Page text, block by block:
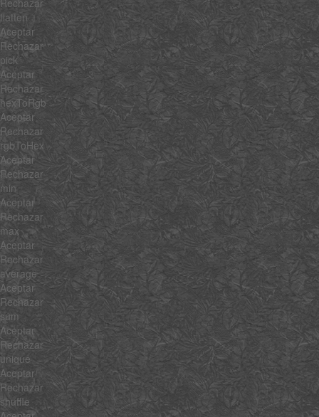
Rechazar
flatten
Aceptar
Rechazar
pick
Aceptar
Rechazar
hexToRgb
Aceptar
Rechazar
rgbToHex
Aceptar
Rechazar
min
Aceptar
Rechazar
max
Aceptar
Rechazar
average
Aceptar
Rechazar
sum
Aceptar
Rechazar
unique
Aceptar
Rechazar
shuffle